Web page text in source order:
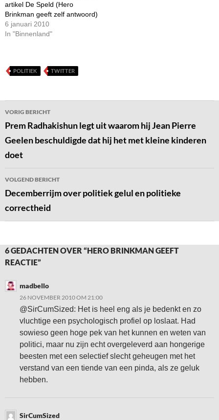
artikel De Speld (Hero
Brinkman geeft zelf antwoord)
6 januari 2010
In "Binnenland"
POLITIEK TWITTER
Bericht
navigatie
VORIG BERICHT
Prem Radhakishun legt uit waarom hij Jean Pierre
Geelen beschuldigde dat hij het met kleine kinderen
doet
VOLGEND BERICHT
Decemberrijm over politiek gelul en politieke
correctheid
6 GEDACHTEN OVER “HERO BRINKMAN GEEFT
REACTIE”
madbello
26 NOVEMBER 2010 OM 21:00
@SirCumSized: Het is heel eng als je bedenkt en zo
vluchtige een psychologisch profiel op loslaat. Had
sowieso geen hoge pek van het kunnen en weten van
politici, maar nu zijn echt overgeleverd aan hongerige
beesten met een selectief slecht geheugen met het
verstand van een tiende van een pinda, als ze geluk
hebben.
SirCumSized